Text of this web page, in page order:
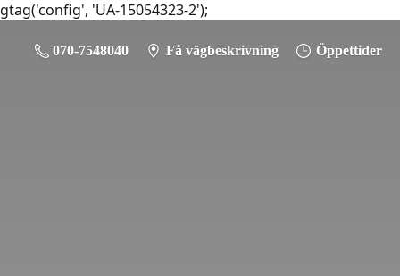
gtag('config', 'UA-15054323-2');
070-7548040 Få vägbeskrivning Öppettider